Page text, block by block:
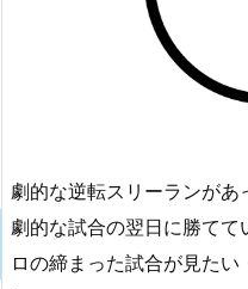
劇的な逆転スリーランが
劇的な試合の翌日に勝て
ロの締まった試合が見た